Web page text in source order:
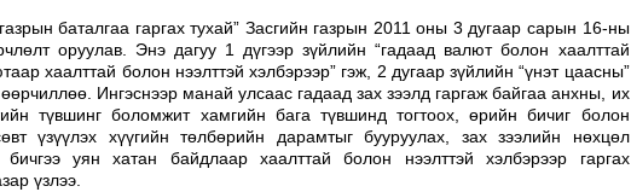
баталгаа гаргах тухай” Засгийн газрын 2011 оны 3 дугаар сарын 16-ны
оруулав. Энэ дагуу 1 дүгээр зүйлийн “гадаад валют болон хаалттай
хаалттай болон нээлттэй хэлбэрээр” гэж, 2 дугаар зүйлийн “үнэт цаасны”
өөрчиллөө. Ингэснээр манай улсаас гадаад зах зээлд гаргаж байгаа анхны, их
түвшинг боломжит хамгийн бага түвшинд тогтоох, өрийн бичиг болон
үзүүлэх хүүгийн төлбөрийн дарамтыг бууруулах, зах зээлийн нөхцөл
уян хатан байдлаар хаалттай болон нээлттэй хэлбэрээр гаргах
үзлээ.